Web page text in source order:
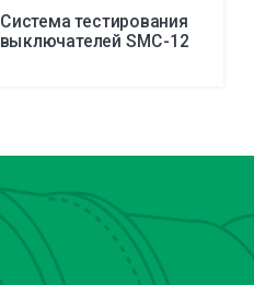
Система тестирования
выключателей SMC-12